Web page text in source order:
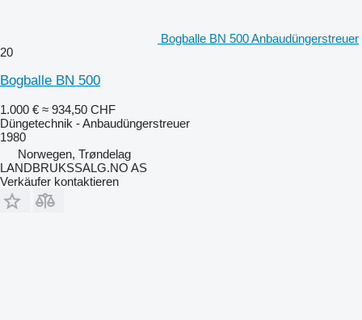
Bogballe BN 500 Anbaudüngerstreuer
20
Bogballe BN 500
1.000 € ≈ 934,50 CHF
Düngetechnik - Anbaudüngerstreuer
1980
Norwegen, Trøndelag
LANDBRUKSSALG.NO AS
Verkäufer kontaktieren